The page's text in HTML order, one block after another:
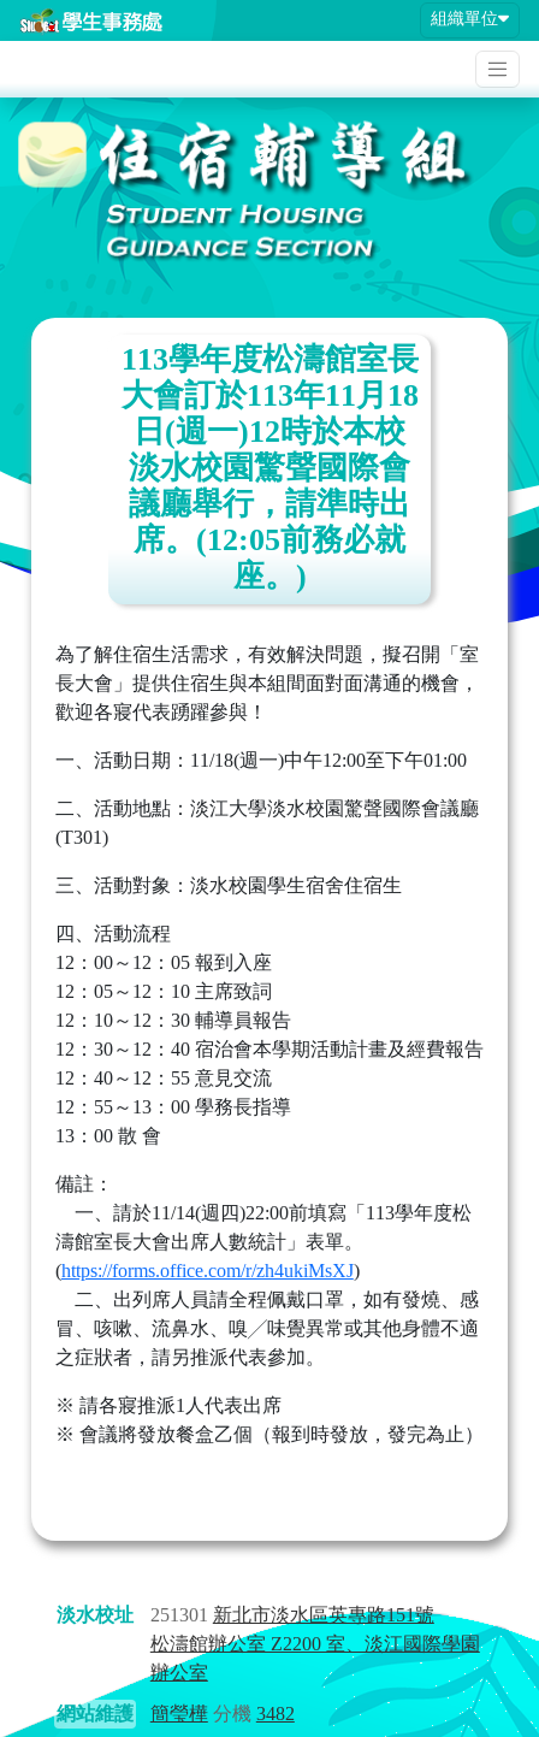
組織單位
113學年度松濤館室長
大會訂於113年11月18
日(週一)12時於本校
淡水校園驚聲國際會
議廳舉行，請準時出
席。(12:05前務必就
座。)
為了解住宿生活需求，有效解決問題，擬召開「室
長大會」提供住宿生與本組間面對面溝通的機會，
歡迎各寢代表踴躍參與！
一、活動日期：11/18(週一)中午12:00至下午01:00
二、活動地點：淡江大學淡水校園驚聲國際會議廳
(T301)
三、活動對象：淡水校園學生宿舍住宿生
四、活動流程
12：00～12：05 報到入座
12：05～12：10 主席致詞
12：10～12：30 輔導員報告
12：30～12：40 宿治會本學期活動計畫及經費報告
12：40～12：55 意見交流
12：55～13：00 學務長指導
13：00 散 會
備註：
一、請於11/14(週四)22:00前填寫「113學年度松
濤館室長大會出席人數統計」表單。
(https://forms.office.com/r/zh4ukiMsXJ)
二、出列席人員請全程佩戴口罩，如有發燒、感
冒、咳嗽、流鼻水、嗅╱味覺異常或其他身體不適
之症狀者，請另推派代表參加。
※ 請各寢推派1人代表出席
※ 會議將發放餐盒乙個（報到時發放，發完為止）
淡水校址 251301 新北市淡水區英專路151號
松濤館辦公室 Z2200 室、淡江國際學園
辦公室
網站維護
簡瑩樺分機 3482